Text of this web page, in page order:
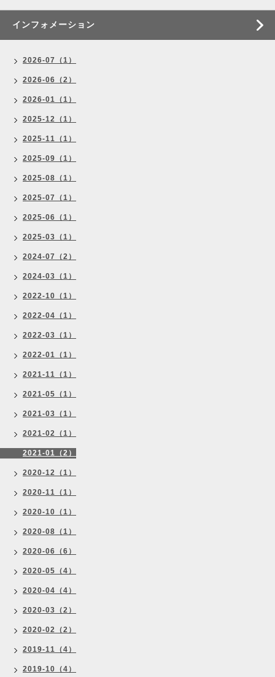
インフォメーション
2026-07（1）
2026-06（2）
2026-01（1）
2025-12（1）
2025-11（1）
2025-09（1）
2025-08（1）
2025-07（1）
2025-06（1）
2025-03（1）
2024-07（2）
2024-03（1）
2022-10（1）
2022-04（1）
2022-03（1）
2022-01（1）
2021-11（1）
2021-05（1）
2021-03（1）
2021-02（1）
2021-01（2）
2020-12（1）
2020-11（1）
2020-10（1）
2020-08（1）
2020-06（6）
2020-05（4）
2020-04（4）
2020-03（2）
2020-02（2）
2019-11（4）
2019-10（4）